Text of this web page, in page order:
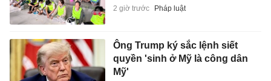
2 giờ trước Pháp luật
Ông Trump ký sắc lệnh siết
quyền 'sinh ở Mỹ là công dân
Mỹ'